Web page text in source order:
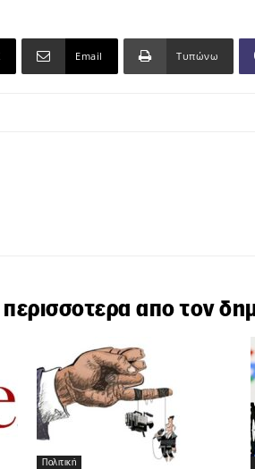
Email Τυπώνω
περισσοτερα απο τον
Πολιτική